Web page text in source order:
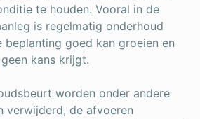
te houden. Vooral in de
is regelmatig onderhoud
beplanting goed kan groeien en
kans krijgt.
worden onder andere
verwijderd, de afvoeren